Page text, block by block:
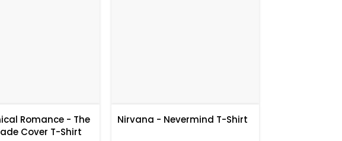
Romance - The
Cover T-Shirt
Nirvana - Nevermind T-Shirt